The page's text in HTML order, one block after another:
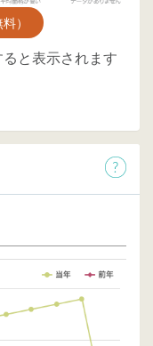
）
と表示されます